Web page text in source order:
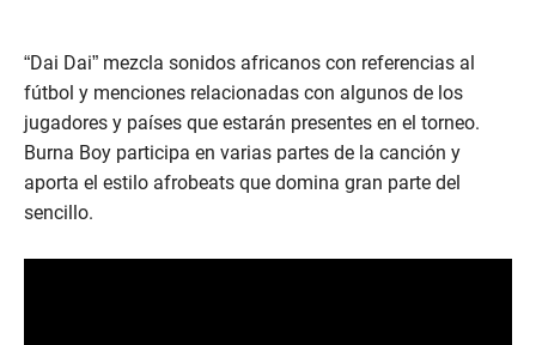
“Dai Dai” mezcla sonidos africanos con referencias al
fútbol y menciones relacionadas con algunos de los
jugadores y países que estarán presentes en el torneo.
Burna Boy participa en varias partes de la canción y
aporta el estilo afrobeats que domina gran parte del
sencillo.